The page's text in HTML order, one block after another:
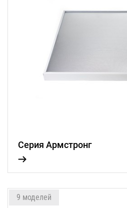
Серия Армстронг
9 моделей